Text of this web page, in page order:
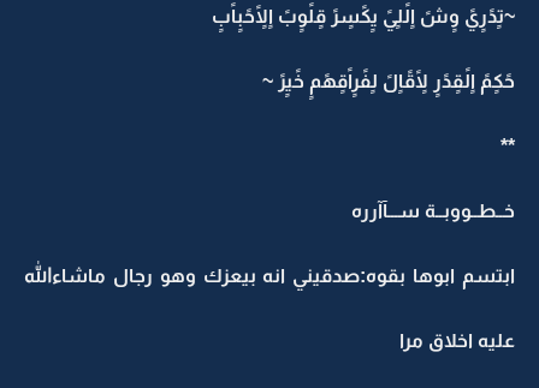
~تٍدًرٍيً وٍشً اٍلًلٍيً يٍكًسٍرً قٍلًوٍبً اٍلًاٍحًبٍاًبٍ
حًكٍمً اٍلًقٍدًرٍ لًاٍقًاٍلً لٍفًرٍاًقٍهًمٍ خًيٍرً ~
**
خــطــووبــة ســـآآرره
ابتسم ابوها بقوه:صدقيني انه بيعزك وهو رجال ماشاءالله
عليه اخلاق مرا